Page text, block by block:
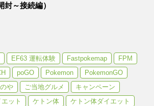
封～接続編）
EF63 運転体験 Fastpokemap
FPM
poGO Pokemon
PokemonGO
や ご当地グルメ
キャンペーン
ット ケトン体
ケトン体ダイエット